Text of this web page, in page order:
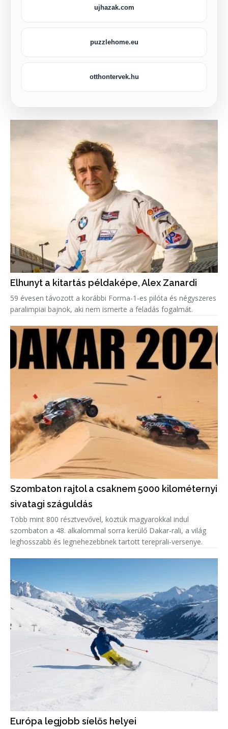
ujhazak.com
puzzlehome.eu
otthontervek.hu
Elhunyt a kitartás példaképe, Alex Zanardi
59 évesen távozott a korábbi Forma-1-es pilóta és négyszeres
paralimpiai bajnok, aki nem ismerte a feladás fogalmát.
Szombaton rajtol a csaknem 5000 kilométernyi
sivatagi száguldás
Több mint 800 résztvevővel, köztük magyarokkal indul
szombaton a 48. alkalommal sorra kerülő Dakar-rali, a világ
leghosszabb és legnehezebbnek tartott tereprali-versenye.
Európa legjobb síelős helyei